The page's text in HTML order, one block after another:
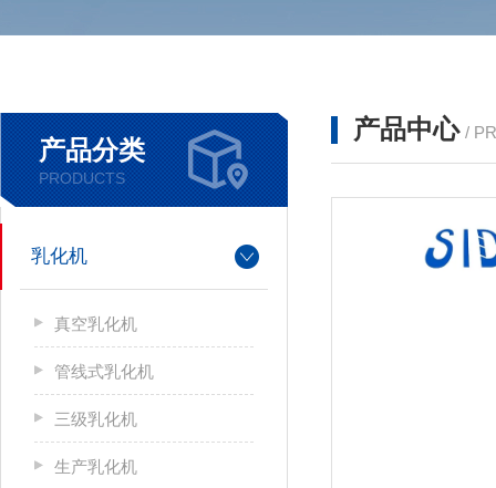
产品分类
PRODUCTS
乳化机
真空乳化机
管线式乳化机
三级乳化机
生产乳化机
产品中心 /